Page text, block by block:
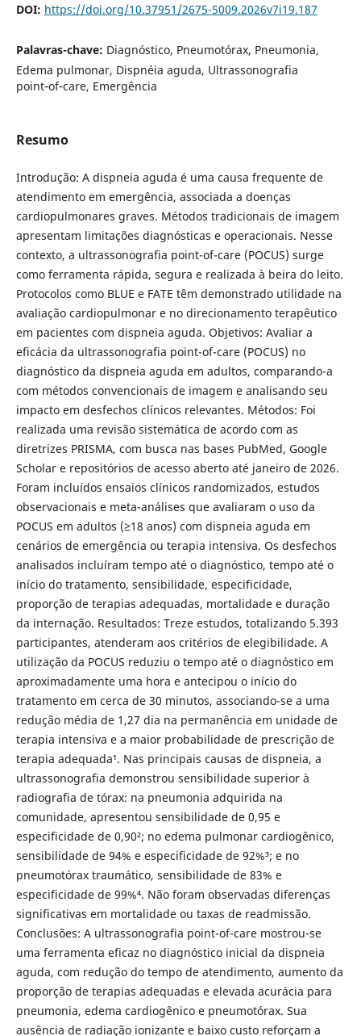
DOI: https://doi.org/10.37951/2675-5009.2026v7i19.187
Palavras-chave: Diagnóstico, Pneumotórax, Pneumonia,
Edema pulmonar, Dispnéia aguda, Ultrassonografia
point‑of‑care, Emergência
Resumo
Introdução: A dispneia aguda é uma causa frequente de
atendimento em emergência, associada a doenças
cardiopulmonares graves. Métodos tradicionais de imagem
apresentam limitações diagnósticas e operacionais. Nesse
contexto, a ultrassonografia point-of-care (POCUS) surge
como ferramenta rápida, segura e realizada à beira do leito.
Protocolos como BLUE e FATE têm demonstrado utilidade na
avaliação cardiopulmonar e no direcionamento terapêutico
em pacientes com dispneia aguda. Objetivos: Avaliar a
eficácia da ultrassonografia point-of-care (POCUS) no
diagnóstico da dispneia aguda em adultos, comparando-a
com métodos convencionais de imagem e analisando seu
impacto em desfechos clínicos relevantes. Métodos: Foi
realizada uma revisão sistemática de acordo com as
diretrizes PRISMA, com busca nas bases PubMed, Google
Scholar e repositórios de acesso aberto até janeiro de 2026.
Foram incluídos ensaios clínicos randomizados, estudos
observacionais e meta-análises que avaliaram o uso da
POCUS em adultos (≥18 anos) com dispneia aguda em
cenários de emergência ou terapia intensiva. Os desfechos
analisados incluíram tempo até o diagnóstico, tempo até o
início do tratamento, sensibilidade, especificidade,
proporção de terapias adequadas, mortalidade e duração
da internação. Resultados: Treze estudos, totalizando 5.393
participantes, atenderam aos critérios de elegibilidade. A
utilização da POCUS reduziu o tempo até o diagnóstico em
aproximadamente uma hora e antecipou o início do
tratamento em cerca de 30 minutos, associando-se a uma
redução média de 1,27 dia na permanência em unidade de
terapia intensiva e a maior probabilidade de prescrição de
terapia adequada¹. Nas principais causas de dispneia, a
ultrassonografia demonstrou sensibilidade superior à
radiografia de tórax: na pneumonia adquirida na
comunidade, apresentou sensibilidade de 0,95 e
especificidade de 0,90²; no edema pulmonar cardiogênico,
sensibilidade de 94% e especificidade de 92%³; e no
pneumotórax traumático, sensibilidade de 83% e
especificidade de 99%⁴. Não foram observadas diferenças
significativas em mortalidade ou taxas de readmissão.
Conclusões: A ultrassonografia point-of-care mostrou-se
uma ferramenta eficaz no diagnóstico inicial da dispneia
aguda, com redução do tempo de atendimento, aumento da
proporção de terapias adequadas e elevada acurácia para
pneumonia, edema cardiogênico e pneumotórax. Sua
ausência de radiação ionizante e baixo custo reforçam a